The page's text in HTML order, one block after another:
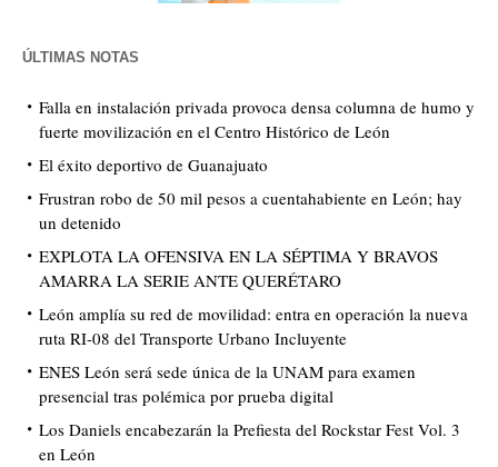
ÚLTIMAS NOTAS
Falla en instalación privada provoca densa columna de humo y
fuerte movilización en el Centro Histórico de León
El éxito deportivo de Guanajuato
Frustran robo de 50 mil pesos a cuentahabiente en León; hay
un detenido
EXPLOTA LA OFENSIVA EN LA SÉPTIMA Y BRAVOS
AMARRA LA SERIE ANTE QUERÉTARO
León amplía su red de movilidad: entra en operación la nueva
ruta RI-08 del Transporte Urbano Incluyente
ENES León será sede única de la UNAM para examen
presencial tras polémica por prueba digital
Los Daniels encabezarán la Prefiesta del Rockstar Fest Vol. 3
en León